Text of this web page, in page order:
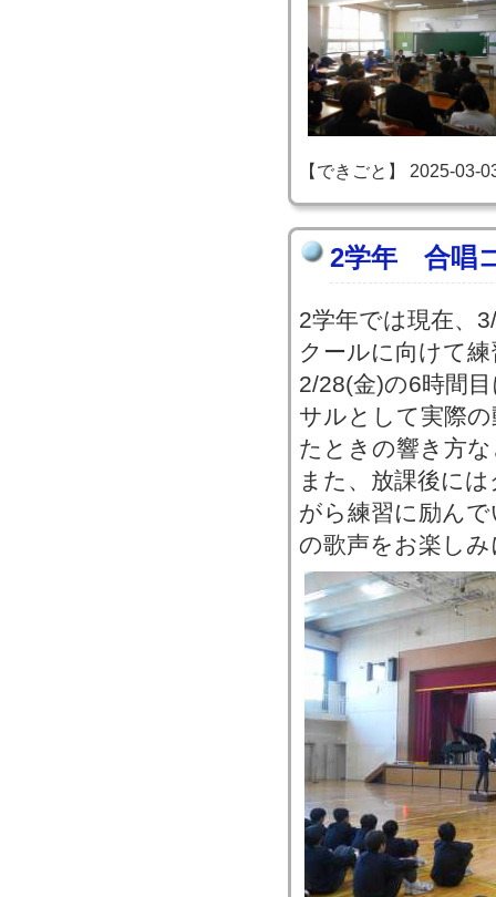
【できごと】 2025-03-
2学年 合唱
2学年では現在、
クールに向けて
2/28(金)の6時間
サルとして実際
たときの響き方
また、放課後に
がら練習に励ん
の歌声をお楽し